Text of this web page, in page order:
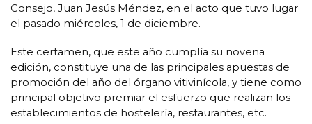
Consejo, Juan Jesús Méndez, en el acto que tuvo lugar
el pasado miércoles, 1 de diciembre.
Este certamen, que este año cumplía su novena
edición, constituye una de las principales apuestas de
promoción del año del órgano vitivinícola, y tiene como
principal objetivo premiar el esfuerzo que realizan los
establecimientos de hostelería, restaurantes, etc.